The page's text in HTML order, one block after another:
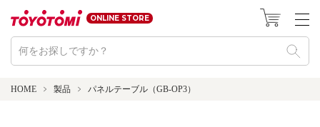
ONLINE STORE
HOME 製品 パネルテーブル（GB-OP3）